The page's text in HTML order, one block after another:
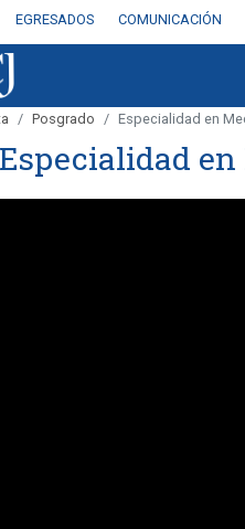
EGRESADOS COMUNICACIÓN
Posgrado Especialidad en
Especialidad